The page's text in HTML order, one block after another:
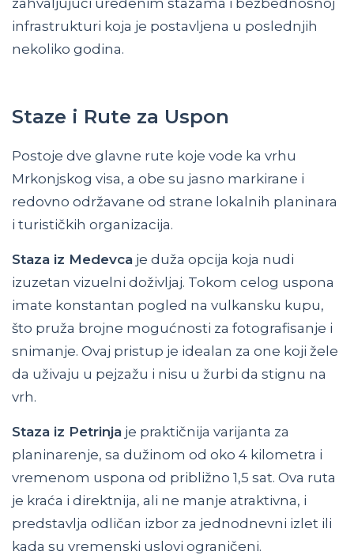
infrastrukturi koja je postavljena u poslednjih
nekoliko godina.
Staze i Rute za Uspon
Postoje dve glavne rute koje vode ka vrhu
Mrkonjskog visa, a obe su jasno markirane i
redovno održavane od strane lokalnih planinara
i turističkih organizacija.
Staza iz Medevca je duža opcija koja nudi
izuzetan vizuelni doživljaj. Tokom celog uspona
imate konstantan pogled na vulkansku kupu,
što pruža brojne mogućnosti za fotografisanje i
snimanje. Ovaj pristup je idealan za one koji žele
da uživaju u pejzažu i nisu u žurbi da stignu na
vrh.
Staza iz Petrinja je praktičnija varijanta za
planinarenje, sa dužinom od oko 4 kilometra i
vremenom uspona od približno 1,5 sat. Ova ruta
je kraća i direktnija, ali ne manje atraktivna, i
predstavlja odličan izbor za jednodnevni izlet ili
kada su vremenski uslovi ograničeni.